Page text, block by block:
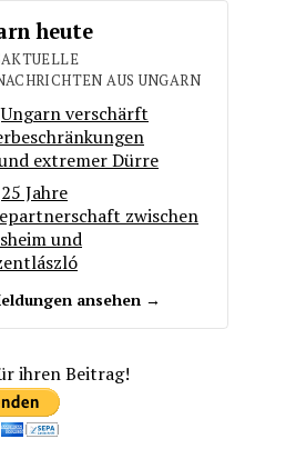
heute
AUS UNGARN
Ungarn verschärft
extremer Dürre
25 Jahre
zwischen
und
ansehen →
ihren Beitrag!